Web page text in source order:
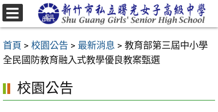
跳
至
要
內
區
首頁 > 校園公告 > 最新消息 > 教育部第三屆中小學
全民國防教育融入式教學優良教案甄選
校園公告
選
單